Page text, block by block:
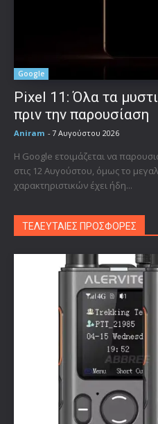
Google
Pixel 11: Όλα τα
πριν την παρουσίαση
Aniram - 7 Αυγούστου 2026
Η Google ετοιμάζεται να
στις 12 Αυγούστου, όμως το
χαρακτηριστικών έχει ήδη...
ΤΕΛΕΥΤΑΙΕΣ ΠΡΟΣΦΟΡΕΣ